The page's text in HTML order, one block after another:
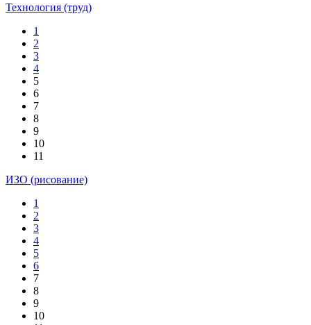
Технология (труд)
1
2
3
4
5
6
7
8
9
10
11
ИЗО (рисование)
1
2
3
4
5
6
7
8
9
10